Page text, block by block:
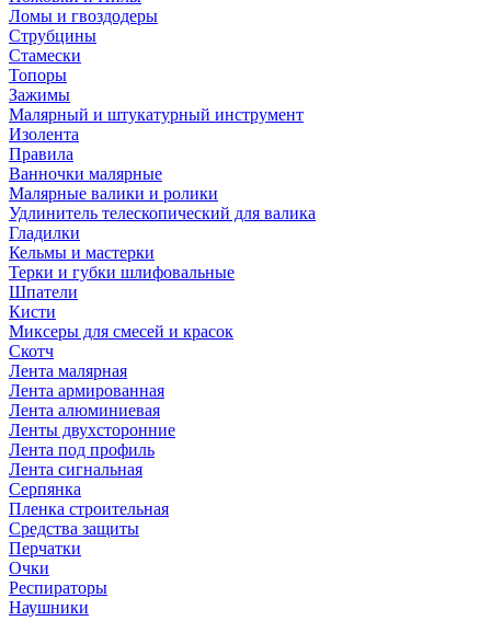
Ломы и гвоздодеры
Струбцины
Стамески
Топоры
Зажимы
Малярный и штукатурный инструмент
Изолента
Правила
Ванночки малярные
Малярные валики и ролики
Удлинитель телескопический для валика
Гладилки
Кельмы и мастерки
Терки и губки шлифовальные
Шпатели
Кисти
Миксеры для смесей и красок
Скотч
Лента малярная
Лента армированная
Лента алюминиевая
Ленты двухсторонние
Лента под профиль
Лента сигнальная
Серпянка
Пленка строительная
Средства защиты
Перчатки
Очки
Респираторы
Наушники